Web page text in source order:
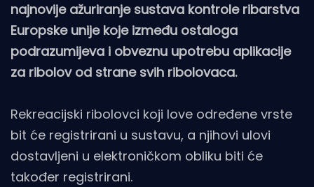
najnovije ažuriranje sustava kontrole ribarstva
Europske unije koje između ostaloga
podrazumijeva i obveznu upotrebu aplikacije
za ribolov od strane svih ribolovaca.
Rekreacijski ribolovci koji love određene vrste
bit će registrirani u sustavu, a njihovi ulovi
dostavljeni u elektroničkom obliku biti će
također registrirani.